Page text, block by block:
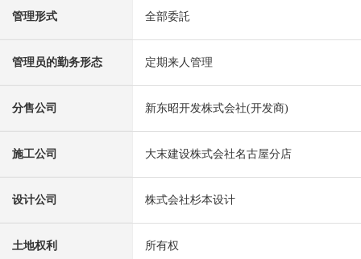
管理形式 全部委託
管理员的勤务形态 定期来人管理
分售公司 新东昭开发株式会社(开发商)
施工公司 大末建设株式会社名古屋分店
设计公司 株式会社杉本设计
土地权利 所有权